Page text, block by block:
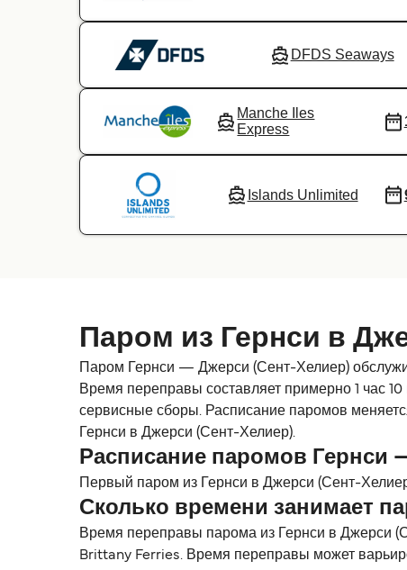
DFDS Seaways
Manche Iles
Express
Islands Unlimited
Паром из Гернси в
Паром Гернси — Джерси (Сент-Хелиер)
Время переправы составляет примерно 1 час
сервисные сборы. Расписание паромов
Гернси в Джерси (Сент-Хелиер).
Расписание паромов
Первый паром из Гернси в Джерси (Сент-
Сколько времени занимает
Время переправы парома из Гернси в Джерси
Brittany Ferries. Время переправы может